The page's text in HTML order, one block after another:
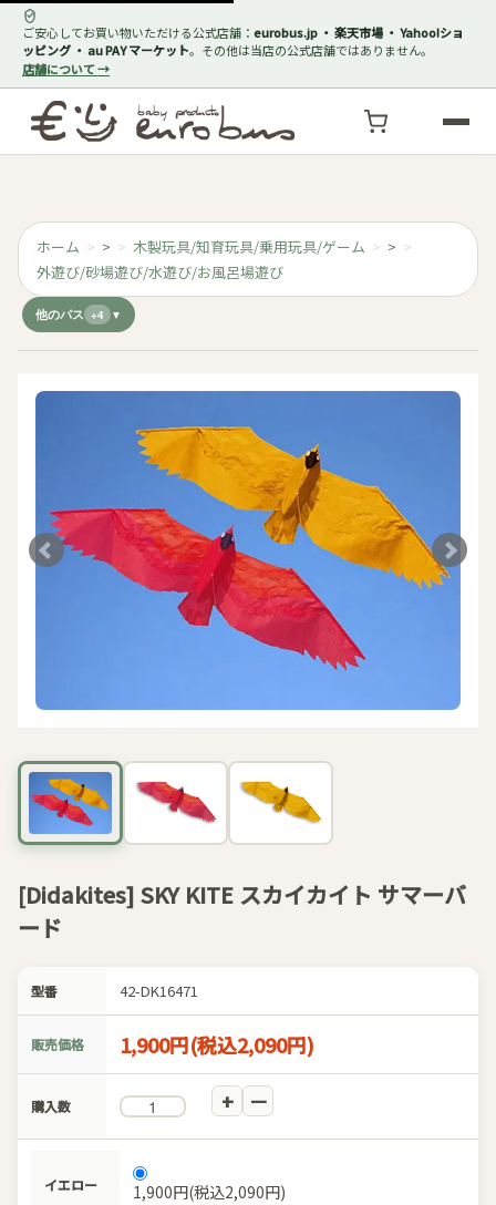
ご安心してお買い物いただける公式店舗： eurobus.jp ・ 楽天市場 ・ Yahoo!ショ
ッピング ・ au PAY マーケット。その他は当店の公式店舗ではありません。
店舗について →
ホーム > 木製玩具/知育玩具/乗用玩具/ゲーム
>
外遊び/砂場遊び/水遊び/お風呂場遊び
他のパス +4
[Didakites] SKY KITE スカイカイト サマーバ
ード
型番 42-DK16471
販売価格 1,900円(税込2,090円)
購入数
イエロー 1,900円(税込2,090円)